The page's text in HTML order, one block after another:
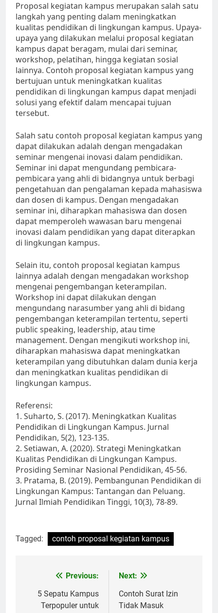
Proposal kegiatan kampus merupakan salah satu
langkah yang penting dalam meningkatkan
kualitas pendidikan di lingkungan kampus. Upaya-
upaya yang dilakukan melalui proposal kegiatan
kampus dapat beragam, mulai dari seminar,
workshop, pelatihan, hingga kegiatan sosial
lainnya. Contoh proposal kegiatan kampus yang
bertujuan untuk meningkatkan kualitas
pendidikan di lingkungan kampus dapat menjadi
solusi yang efektif dalam mencapai tujuan
tersebut.
Salah satu contoh proposal kegiatan kampus yang
dapat dilakukan adalah dengan mengadakan
seminar mengenai inovasi dalam pendidikan.
Seminar ini dapat mengundang pembicara-
pembicara yang ahli di bidangnya untuk berbagi
pengetahuan dan pengalaman kepada mahasiswa
dan dosen di kampus. Dengan mengadakan
seminar ini, diharapkan mahasiswa dan dosen
dapat memperoleh wawasan baru mengenai
inovasi dalam pendidikan yang dapat diterapkan
di lingkungan kampus.
Selain itu, contoh proposal kegiatan kampus
lainnya adalah dengan mengadakan workshop
mengenai pengembangan keterampilan.
Workshop ini dapat dilakukan dengan
mengundang narasumber yang ahli di bidang
pengembangan keterampilan tertentu, seperti
public speaking, leadership, atau time
management. Dengan mengikuti workshop ini,
diharapkan mahasiswa dapat meningkatkan
keterampilan yang dibutuhkan dalam dunia kerja
dan meningkatkan kualitas pendidikan di
lingkungan kampus.
Referensi:
1. Suharto, S. (2017). Meningkatkan Kualitas
Pendidikan di Lingkungan Kampus. Jurnal
Pendidikan, 5(2), 123-135.
2. Setiawan, A. (2020). Strategi Meningkatkan
Kualitas Pendidikan di Lingkungan Kampus.
Prosiding Seminar Nasional Pendidikan, 45-56.
3. Pratama, B. (2019). Pembangunan Pendidikan di
Lingkungan Kampus: Tantangan dan Peluang.
Jurnal Ilmiah Pendidikan Tinggi, 10(3), 78-89.
Tagged: contoh proposal kegiatan kampus
navigation
Previous:
5 Sepatu Kampus
Terpopuler untuk
Next:
Contoh Surat Izin
Tidak Masuk